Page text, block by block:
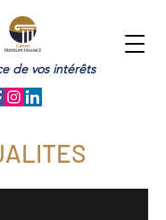
de vos intérêts